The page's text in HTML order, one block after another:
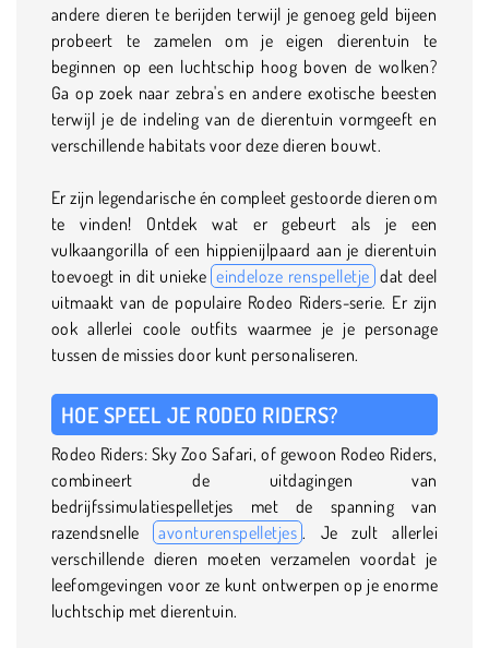
andere dieren te berijden terwijl je genoeg geld bijeen
probeert te zamelen om je eigen dierentuin te
beginnen op een luchtschip hoog boven de wolken?
Ga op zoek naar zebra's en andere exotische beesten
terwijl je de indeling van de dierentuin vormgeeft en
verschillende habitats voor deze dieren bouwt.
Er zijn legendarische én compleet gestoorde dieren om
te vinden! Ontdek wat er gebeurt als je een
vulkaangorilla of een hippienijlpaard aan je dierentuin
toevoegt in dit unieke eindeloze renspelletje dat deel
uitmaakt van de populaire Rodeo Riders-serie. Er zijn
ook allerlei coole outfits waarmee je je personage
tussen de missies door kunt personaliseren.
HOE SPEEL JE RODEO RIDERS?
Rodeo Riders: Sky Zoo Safari, of gewoon Rodeo Riders,
combineert de uitdagingen van
bedrijfssimulatiespelletjes met de spanning van
razendsnelle avonturenspelletjes . Je zult allerlei
verschillende dieren moeten verzamelen voordat je
leefomgevingen voor ze kunt ontwerpen op je enorme
luchtschip met dierentuin.